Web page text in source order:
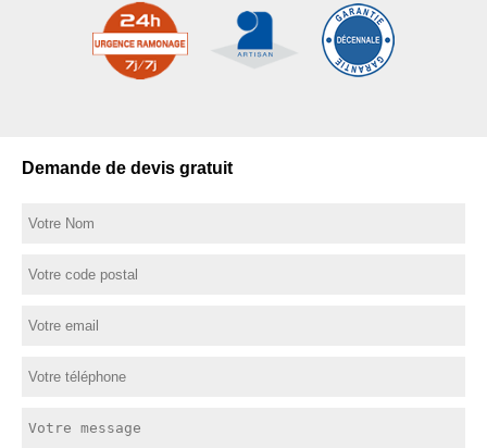
Demande de devis gratuit